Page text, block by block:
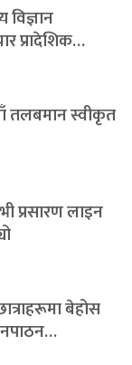
प्रादेशिक…
तलबमान स्वीकृत
लाइन
बेहोस